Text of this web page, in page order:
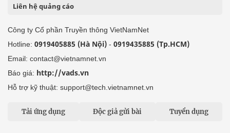
Liên hệ quảng cáo
Công ty Cổ phần Truyền thông VietNamNet
Hotline: 0919405885 (Hà Nội) - 0919435885 (Tp.HCM)
Email: contact@vietnamnet.vn
Báo giá: http://vads.vn
Hỗ trợ kỹ thuật: support@tech.vietnamnet.vn
Tải ứng dụng Độc giả gửi bài Tuyển dụng